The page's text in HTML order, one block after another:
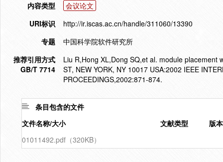
内容类型
会议论文
URI标识
http://ir.iscas.ac.cn/handle/311060/13390
专题
中国科学院软件研究所
推荐引用方式
GB/T 7714
Liu R,Hong XL,Dong SQ,et al. module
ST, NEW YORK, NY 10017 USA:2002 IEEE
PROCEEDINGS,2002:871-874.
条目包含的文件
文件名称/大小
文献类型
版
01011492.pdf（320KB）